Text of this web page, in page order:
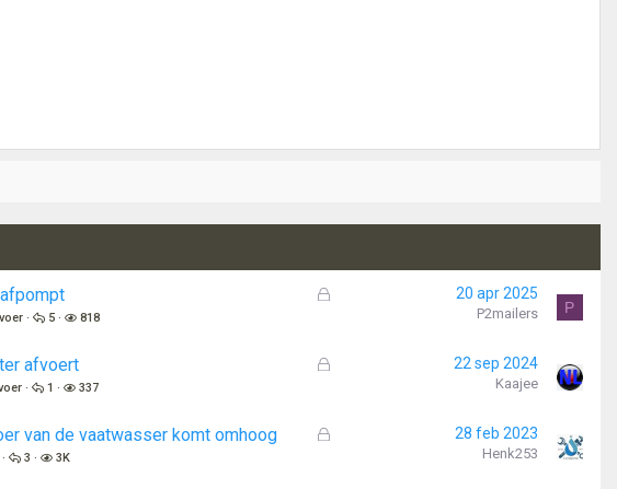
G
o
n
5 818
20 apr 2025
P2mailers P
G
o
afvoert
1 337
22 sep 2024
Kaajee
G
van de vaatwasser komt omhoog
3 3K
28 feb 2023
Henk253